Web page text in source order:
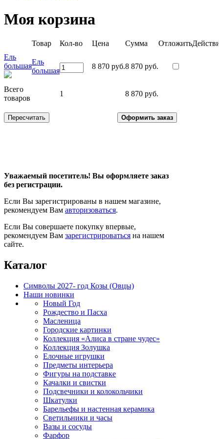
Моя корзина
Товар Кол-во Цена Сумма Отложить
Ель
большаяЕль
большая
8 870 руб.8 870 руб.
Всего
товаров
1 8 870 руб.
Уважаемый посетитель! Вы оформляете заказ
без регистрации.
Если Вы зарегистрированы в нашем магазине,
рекомендуем Вам авторизоваться.
Если Вы совершаете покупку впервые,
рекомендуем Вам зарегистрироваться на нашем
сайте.
Каталог
Символы 2027- год Козы (Овцы)
Наши новинки
Новый Год
Рождество и Пасха
Масленица
Городские картинки
Коллекция «Алиса в стране чудес»
Коллекция Золушка
Елочные игрушки
Предметы интерьера
Фигуры на подставке
Качалки и свистки
Подсвечники и колокольчики
Шкатулки
Барельефы и настенная керамика
Светильники и часы
Вазы и сосуды
Фарфор